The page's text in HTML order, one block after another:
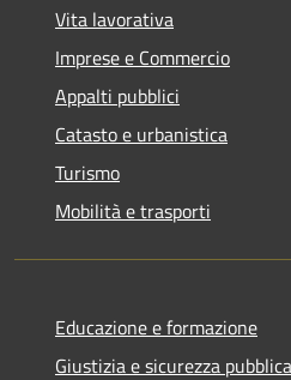
Vita lavorativa
Imprese e Commercio
Appalti pubblici
Catasto e urbanistica
Turismo
Mobilità e trasporti
Educazione e formazione
Giustizia e sicurezza pubblica